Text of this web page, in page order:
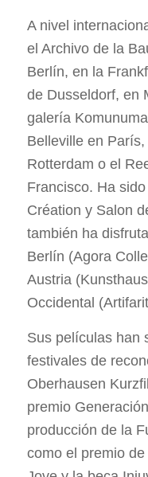
A nivel
el Archivo de la
Berlín, en la
de Dusseldorf, en
galería
Belleville en
Rotterdam o el
Francisco. Ha
Création y Salon
también ha
Berlín (Agora
Austria
Occidental
Sus películas han
festivales de
Oberhausen
premio
producción de la
como el premio de